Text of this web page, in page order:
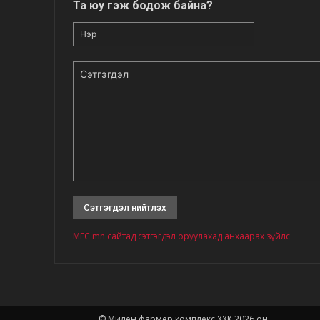
Та юу гэж бодож байна?
MFC.mn сайтад сэтгэгдэл оруулахад анхаарах зүйлс